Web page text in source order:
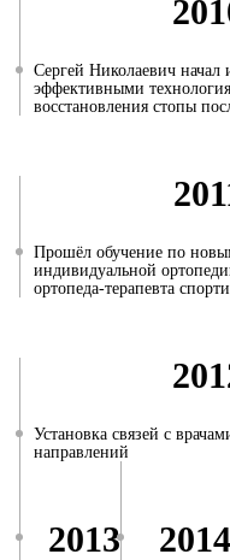
Сергей Николаевич начал
эффективными
восстановления стопы
Прошёл обучение по
индивидуальной
ортопеда-терапевта
Установка связей с
направлений
2013 2014